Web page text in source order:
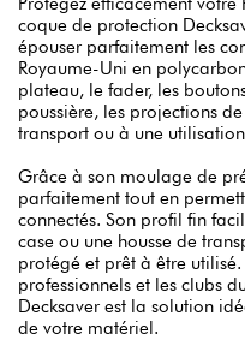
coque de protection
épouser parfaitement les
Royaume-Uni en
plateau, le fader, les
poussière, les projections
transport ou à une
Grâce à son moulage de
parfaitement tout en
connectés. Son profil fin
case ou une housse de
protégé et prêt à être
professionnels et les clubs
Decksaver est la solution
de votre matériel.